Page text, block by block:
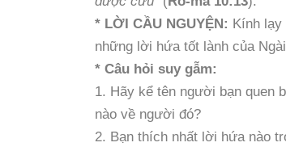
* LỜI CẦU NGUYỆN: Kính lạy
những lời hứa tốt lành của
* Câu hỏi suy gẫm:
1. Hãy kể tên người bạn quen
nào về người đó?
2. Bạn thích nhất lời hứa nào